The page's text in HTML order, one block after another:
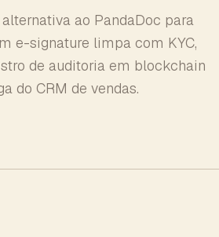
ao PandaDoc para
e-signature limpa com KYC,
de auditoria em blockchain
do CRM de vendas.